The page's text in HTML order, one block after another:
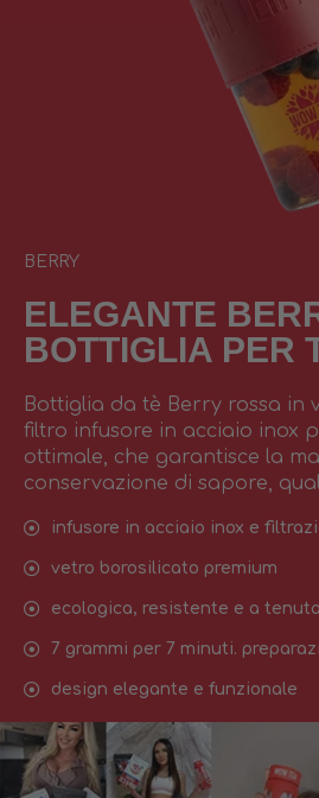
BERRY
ELEGANTE
BOTTIGLIA PER
Bottiglia da tè Berry rossa in
filtro infusore in acciaio inox
ottimale, che garantisce la
conservazione di sapore,
infusore in acciaio inox e
vetro borosilicato premium
ecologica, resistente e a
7 grammi per 7 minuti.
design elegante e funzionale